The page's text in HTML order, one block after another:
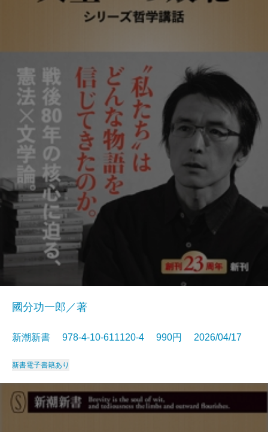
國分功一郎／著
新潮新書 978-4-10-611120-4 990円 2026/04/17
新書電子書籍あり